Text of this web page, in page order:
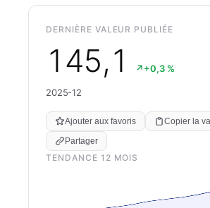
DERNIÈRE VALEUR PUBLIÉE
145,1 ↗+0,3 %
2025-12
Ajouter aux favoris
Copier la
Partager
TENDANCE 12 MOIS